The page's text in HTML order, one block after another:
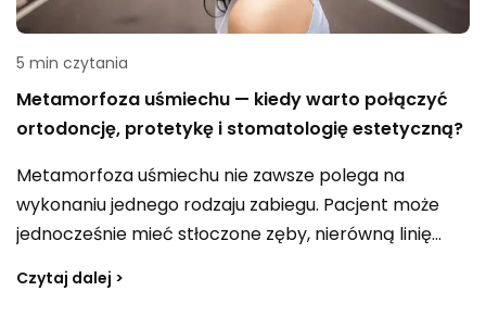
5 min czytania
Metamorfoza uśmiechu — kiedy warto połączyć
ortodoncję, protetykę i stomatologię estetyczną?
Metamorfoza uśmiechu nie zawsze polega na
wykonaniu jednego rodzaju zabiegu. Pacjent może
jednocześnie mieć stłoczone zęby, nierówną linię
wymagające odbudowy. Próba rozwiązania
Czytaj dalej >